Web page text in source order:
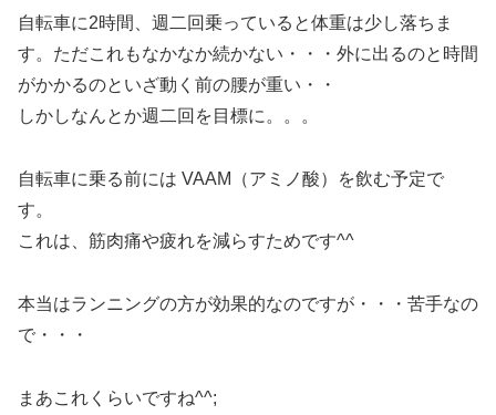
自転車に2時間、週二回乗っていると体重は少し落ちま
す。ただこれもなかなか続かない・・・外に出るのと時間
がかかるのといざ動く前の腰が重い・・
しかしなんとか週二回を目標に。。。
自転車に乗る前には VAAM（アミノ酸）を飲む予定で
す。
これは、筋肉痛や疲れを減らすためです^^
本当はランニングの方が効果的なのですが・・・苦手なの
で・・・
まあこれくらいですね^^;